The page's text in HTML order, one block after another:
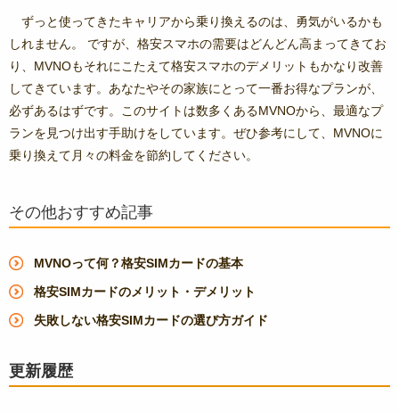
ずっと使ってきたキャリアから乗り換えるのは、勇気がいるかも
しれません。 ですが、格安スマホの需要はどんどん高まってきてお
り、MVNOもそれにこたえて格安スマホのデメリットもかなり改善
してきています。あなたやその家族にとって一番お得なプランが、
必ずあるはずです。このサイトは数多くあるMVNOから、最適なプ
ランを見つけ出す手助けをしています。ぜひ参考にして、MVNOに
乗り換えて月々の料金を節約してください。
その他おすすめ記事
MVNOって何？格安SIMカードの基本
格安SIMカードのメリット・デメリット
失敗しない格安SIMカードの選び方ガイド
更新履歴